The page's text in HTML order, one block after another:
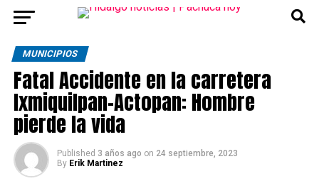
MUNICIPIOS
Fatal Accidente en la carretera
Ixmiquilpan-Actopan: Hombre
pierde la vida
Published 3 años ago on 24 septiembre, 2023
By Erik Martinez